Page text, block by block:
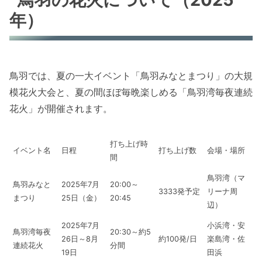
年）
鳥羽では、夏の一大イベント「鳥羽みなとまつり」の大規
模花火大会と、夏の間ほぼ毎晩楽しめる「鳥羽湾毎夜連続
花火」が開催されます。
イベント名 日程
打ち上げ時
間
打ち上げ数 会場・場所
鳥羽みなと
まつり
2025年7月
25日（金）
20:00～
20:45
3333発予定
鳥羽湾（マ
リーナ周
辺）
鳥羽湾毎夜
連続花火
2025年7月
26日～8月
19日
20:30～約5
分間
約100発/日
小浜湾・安
楽島湾・佐
田浜